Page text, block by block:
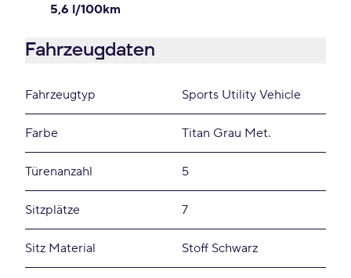
5,6 l/100km
Fahrzeugdaten
Fahrzeugtyp Sports Utility Vehicle
Farbe Titan Grau Met.
Türenanzahl 5
Sitzplätze 7
Sitz Material Stoff Schwarz